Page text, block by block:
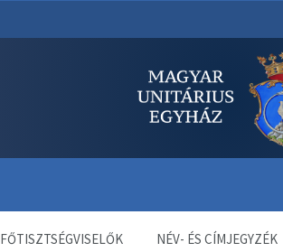
FŐTISZTSÉGVISELŐK NÉV- ÉS CÍMJEGYZÉK